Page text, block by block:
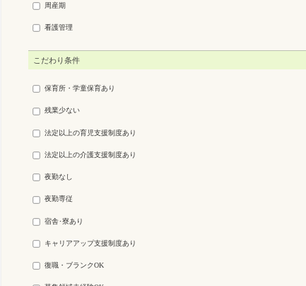
周産期
看護管理
こだわり条件
保育所・学童保育あり
残業少ない
法定以上の育児支援制度あり
法定以上の介護支援制度あり
夜勤なし
夜勤専従
宿舎･寮あり
キャリアアップ支援制度あり
復職・ブランクOK